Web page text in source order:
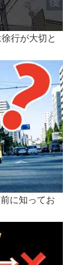
行が大切と
に知ってお